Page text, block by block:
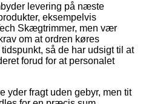
levering på næste
eksempelvis
Skægtrimmer, men vær
om at ordren køres
så de har udsigt til at
forud for at personalet
yder fragt uden gebyr, men tit